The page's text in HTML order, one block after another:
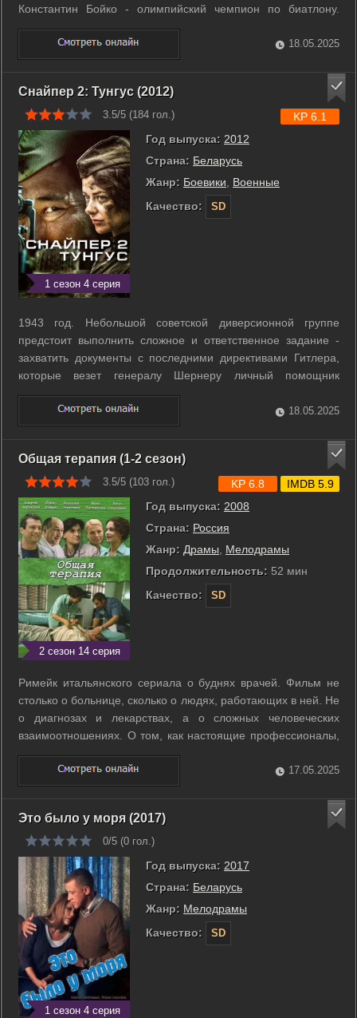
Константин Бойко - олимпийский чемпион по биатлону.
Когда-то трое одноклассников играли в индейцев и думали,
что их дружба на всю жизнь. Потом на волне перестройки
они вместе учились делать ...
18.05.2025
Снайпер 2: Тунгус (2012)
3.5/5 (184 гол.)
1 сезон 4 серия
Год выпуска: 2012
Страна: Беларусь
Жанр: Боевики
Военные
Качество:
SD
KP 6.1
1943 год. Небольшой советской диверсионной группе
предстоит выполнить сложное и ответственное задание -
захватить документы с последними директивами Гитлера,
которые везет генералу Шернеру личный помощник
адъютанта Гитлера майор Данст. Помимо опытных
разведчиков участие в операции должны принять четыре
девушки - выпускницы школы снайперов, и ...
18.05.2025
Общая терапия (1-2 сезон)
3.5/5 (103 гол.)
2 сезон 14 серия
Год выпуска: 2008
Страна: Россия
Жанр: Драмы
Мелодрамы
Продолжительность: 52 мин
Качество:
SD
KP 6.8 IMDB 5.9
Римейк итальянского сериала о буднях врачей. Фильм не
столько о больнице, сколько о людях, работающих в ней. Не
о диагнозах и лекарствах, а о сложных человеческих
взаимоотношениях. О том, как настоящие профессионалы,
спасающие, казалось бы, безнадежных пациентов,
оказываются бессильны перед лицом собственных
трудностей. ...
17.05.2025
Это было у моря (2017)
0/5 (0 гол.)
1 сезон 4 серия
Год выпуска: 2017
Страна: Беларусь
Жанр: Мелодрамы
Качество:
SD